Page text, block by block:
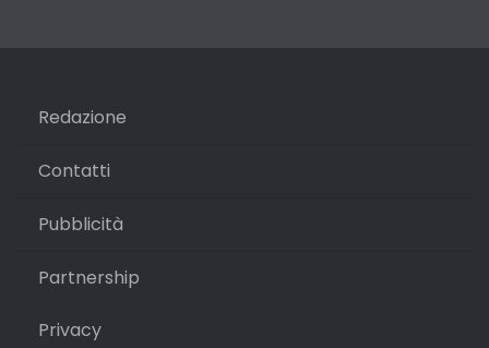
Redazione
Contatti
Pubblicità
Partnership
Privacy